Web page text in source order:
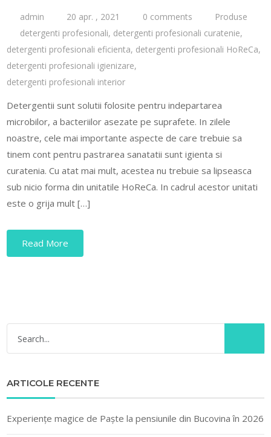
admin 20 apr. , 2021 0 comments
Produse
detergenti profesionali, detergenti profesionali curatenie,
detergenti profesionali eficienta, detergenti profesionali HoReCa,
detergenti profesionali igienizare,
detergenti profesionali interior
Detergentii sunt solutii folosite pentru indepartarea
microbilor, a bacteriilor asezate pe suprafete. In zilele
noastre, cele mai importante aspecte de care trebuie sa
tinem cont pentru pastrarea sanatatii sunt igienta si
curatenia. Cu atat mai mult, acestea nu trebuie sa lipseasca
sub nicio forma din unitatile HoReCa. In cadrul acestor unitati
este o grija mult […]
Read More
ARTICOLE RECENTE
Experiențe magice de Paște la pensiunile din Bucovina în 2026